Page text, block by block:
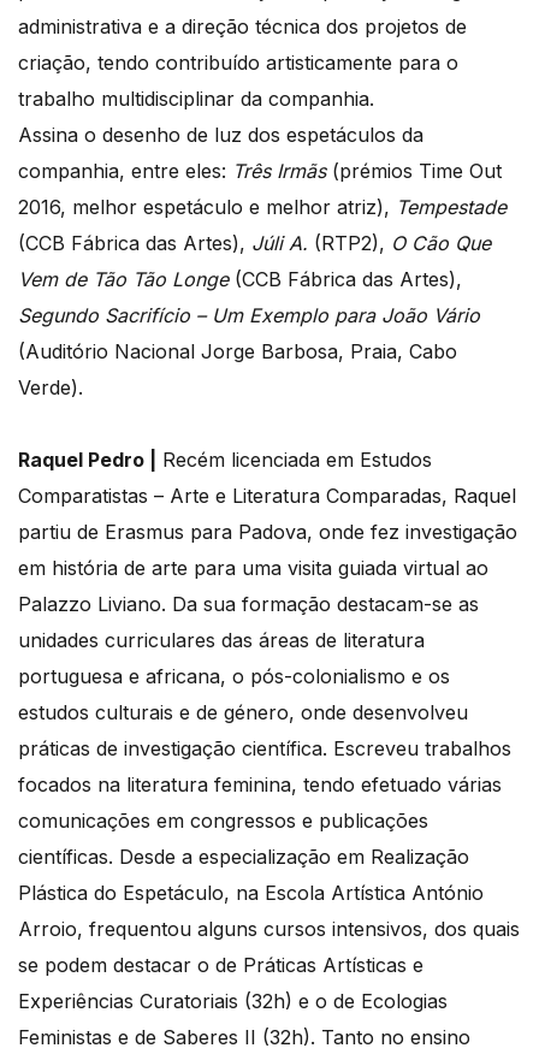
administrativa e a direção técnica dos projetos de
criação, tendo contribuído artisticamente para o
trabalho multidisciplinar da companhia.
Assina o desenho de luz dos espetáculos da
companhia, entre eles: Três Irmãs(prémios Time Out
2016, melhor espetáculo e melhor atriz), Tempestade
(CCB Fábrica das Artes), Júli A. (RTP2), O Cão Que
Vem de Tão Tão Longe(CCB Fábrica das Artes),
Segundo Sacrifício – Um Exemplo para João Vário
(Auditório Nacional Jorge Barbosa, Praia, Cabo
Verde).
Raquel Pedro |
Recém licenciada em Estudos
Comparatistas – Arte e Literatura Comparadas, Raquel
partiu de Erasmus para Padova, onde fez investigação
em história de arte para uma visita guiada virtual ao
Palazzo Liviano. Da sua formação destacam-se as
unidades curriculares das áreas de literatura
portuguesa e africana, o pós-colonialismo e os
estudos culturais e de género, onde desenvolveu
práticas de investigação científica. Escreveu trabalhos
focados na literatura feminina, tendo efetuado várias
comunicações em congressos e publicações
científicas. Desde a especialização em Realização
Plástica do Espetáculo, na Escola Artística António
Arroio, frequentou alguns cursos intensivos, dos quais
se podem destacar o de Práticas Artísticas e
Experiências Curatoriais (32h) e o de Ecologias
Feministas e de Saberes II (32h). Tanto no ensino